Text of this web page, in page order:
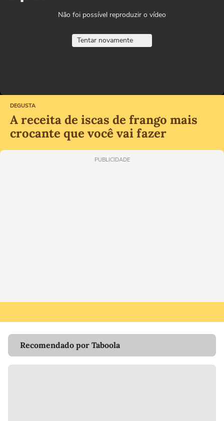
Não foi possível reproduzir o vídeo
Tentar novamente
DEGUSTA
A receita de iscas de frango mais
crocante que você vai fazer
PUBLICIDADE
Recomendado por Taboola